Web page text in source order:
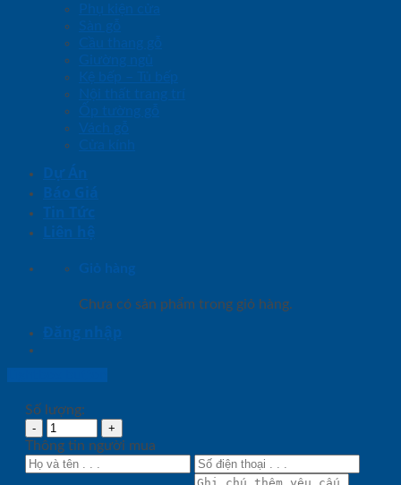
Phụ kiện cửa
Sàn gỗ
Cầu thang gỗ
Giường ngủ
Kệ bếp – Tủ bếp
Nội thất trang trí
Ốp tường gỗ
Vách gỗ
Cửa kính
Dự Án
Báo Giá
Tin Tức
Liên hệ
Giỏ hàng
Chưa có sản phẩm trong giỏ hàng.
Đăng nhập
Số lượng:
Thông tin người mua